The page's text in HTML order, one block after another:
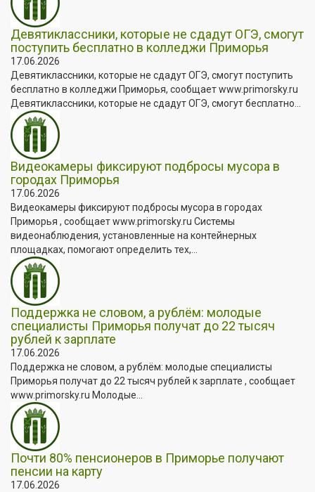
Девятиклассники, которые не сдадут ОГЭ, смогут
поступить бесплатно в колледжи Приморья
17.06.2026
Девятиклассники, которые не сдадут ОГЭ, смогут поступить
бесплатно в колледжи Приморья, сообщает www.primorsky.ru
Девятиклассники, которые не сдадут ОГЭ, смогут бесплатно...
Видеокамеры фиксируют подбросы мусора в
городах Приморья
17.06.2026
Видеокамеры фиксируют подбросы мусора в городах
Приморья , сообщает www.primorsky.ru Системы
видеонаблюдения, установленные на контейнерных
площадках, помогают определить тех,...
Поддержка не словом, а рублём: молодые
специалисты Приморья получат до 22 тысяч
рублей к зарплате
17.06.2026
Поддержка не словом, а рублём: молодые специалисты
Приморья получат до 22 тысяч рублей к зарплате , сообщает
www.primorsky.ru Молодые...
Почти 80% пенсионеров в Приморье получают
пенсии на карту
17.06.2026